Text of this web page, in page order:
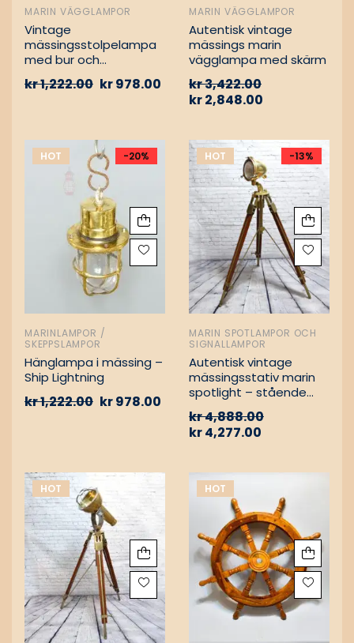
MARIN VÄGGLAMPOR
Vintage
mässingsstolpelampa
med bur och
Nautisk
kr1,222.00 kr978.00
MARIN VÄGGLAMPOR
Autentisk vintage
mässings marin
vägglampa med skärm
kr3,422.00
kr2,848.00
HOT -20%
MARINLAMPOR /
SKEPPSLAMPOR
Hänglampa i mässing –
Ship Lightning
kr1,222.00 kr978.00
HOT -13%
MARIN SPOTLAMPOR OCH
SIGNALLAMPOR
Autentisk vintage
mässingsstativ marin
spotlight – stående
kr4,888.00
kr4,277.00
HOT HOT